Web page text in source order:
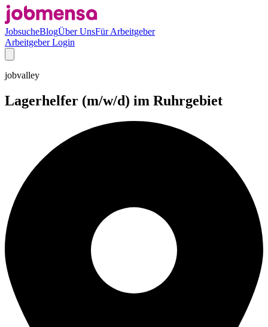
JobsucheBlogÜber UnsFür Arbeitgeber
Arbeitgeber Login
jobvalley
Lagerhelfer (m/w/d) im Ruhrgebiet